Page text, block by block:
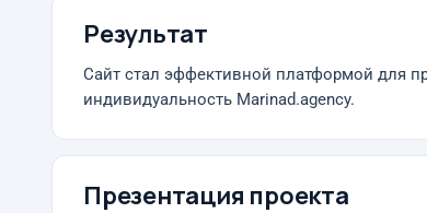
Результат
Сайт стал эффективной платформой для
индивидуальность Marinad.agency.
Презентация проекта